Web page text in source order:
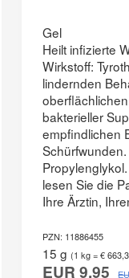
Gel
Heilt infizierte
Wirkstoff:
lindernden
bakterieller
empfindlichen
lesen Sie die
Ihre Ärztin,
PZN: 11886455
15 g (1 kg = €
EUR 9,95